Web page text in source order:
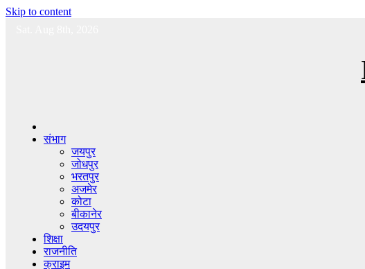
Skip to content
संभाग
जयपुर
जोधपुर
भरतपुर
अजमेर
कोटा
बीकानेर
उदयपुर
शिक्षा
राजनीति
क्राइम